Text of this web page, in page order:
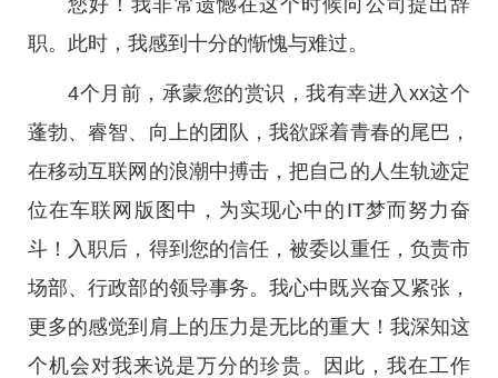
您好！我非常遗憾在这个时候向公司提出辞
职。此时，我感到十分的惭愧与难过。
4个月前，承蒙您的赏识，我有幸进入xx这个
蓬勃、睿智、向上的团队，我欲踩着青春的尾巴，
在移动互联网的浪潮中搏击，把自己的人生轨迹定
位在车联网版图中，为实现心中的IT梦而努力奋
斗！入职后，得到您的信任，被委以重任，负责市
场部、行政部的领导事务。我心中既兴奋又紧张，
更多的感觉到肩上的压力是无比的重大！我深知这
个机会对我来说是万分的珍贵。因此，我在工作